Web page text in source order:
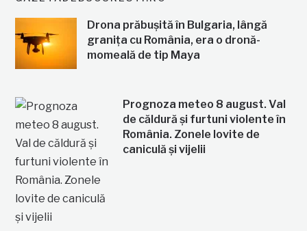
Drona prăbușită în Bulgaria, lângă
granița cu România, era o dronă-
momeală de tip Maya
Prognoza meteo 8 august. Val
de căldură și furtuni violente în
România. Zonele lovite de
caniculă și vijelii